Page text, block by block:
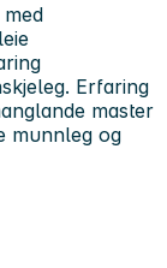
Erfaring
master
munnleg og